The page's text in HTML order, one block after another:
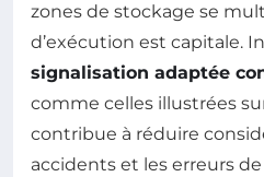
zones de stockage se
d’exécution est capitale.
signalisation adaptée
comme celles illustrées
contribue à réduire
accidents et les erreurs